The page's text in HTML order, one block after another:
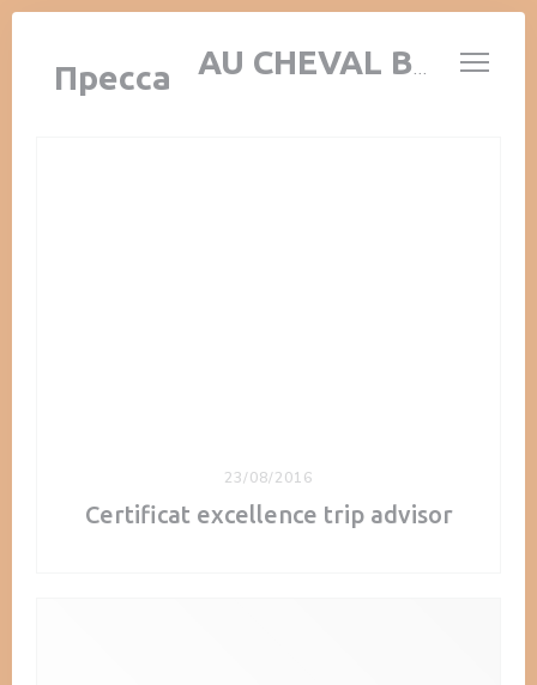
Панель управления cookies
AUBERGE AU CHEVAL BLANC
Пресса
23/08/2016
Certificat excellence trip advisor